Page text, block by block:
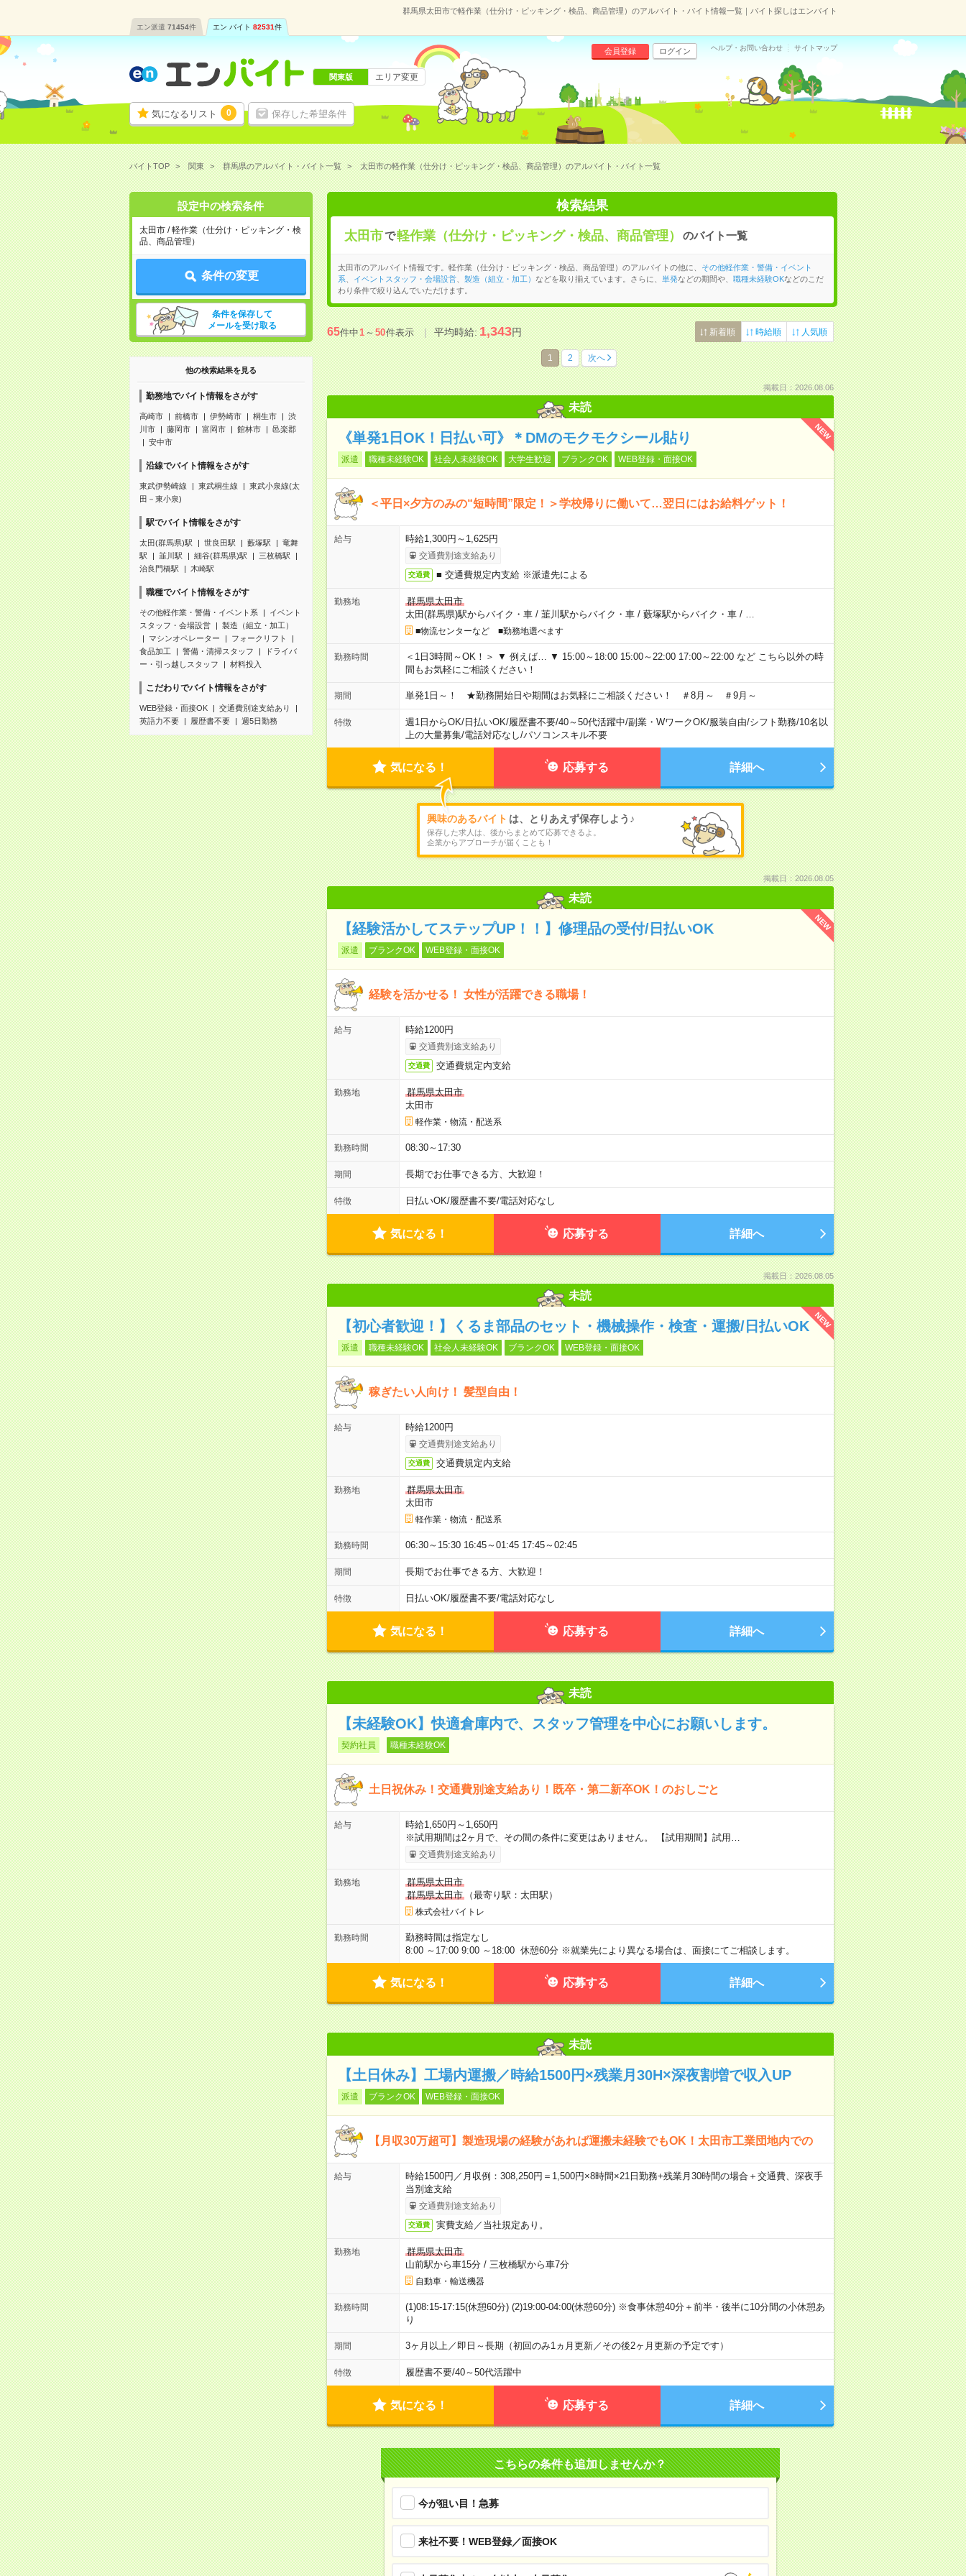
群馬県太田市で軽作業（仕分け・ピッキング・検品、商品管理）のアルバイト・バイト情報一覧｜バイト探しはエンバイト
エン派遣 71454件 エン バイト 82531件
気になるリスト 0 保存した希望条件
会員登録 ログイン ヘルプ・お問い合わせ サイトマップ
関東版 エリア変更
バイトTOP 関東 群馬県のアルバイト・バイト一覧 太田市の軽作業（仕分け・ピッキング・検品、商品管理）のアルバイト・バイト一覧
設定中の検索条件
太田市 / 軽作業（仕分け・ピッキング・検
品、商品管理）
条件の変更
条件を保存して
メールを受け取る
他の検索結果を見る
勤務地でバイト情報をさがす
高崎市 前橋市 伊勢崎市 桐生市
渋
川市
藤岡市 富岡市 館林市
邑楽郡
安中市
沿線でバイト情報をさがす
東武伊勢崎線 東武桐生線
東武小泉線(太
田－東小泉)
駅でバイト情報をさがす
太田(群馬県)駅 世良田駅 藪塚駅
竜舞
駅
韮川駅 細谷(群馬県)駅
三枚橋駅
治良門橋駅
木崎駅
職種でバイト情報をさがす
その他軽作業・警備・イベント系
イベント
スタッフ・会場設営
製造（組立・加工）
マシンオペレーター
フォークリフト
食品加工
警備・清掃スタッフ
ドライバ
ー・引っ越しスタッフ
材料投入
こだわりでバイト情報をさがす
WEB登録・面接OK
交通費別途支給あり
英語力不要
履歴書不要 週5日勤務
検索結果
太田市で軽作業（仕分け・ピッキング・検品、商品管理） のバイト一覧
太田市のアルバイト情報です。軽作業（仕分け・ピッキング・検品、商品管理）のアルバイトの他に、
その他軽作業・警備・イベント
系
イベントスタッフ・会場設営、 製造（組立・加工） などを取り揃えています。さらに、 単発などの期間や、 職種未経験OKなどのこだ
わり条件で絞り込んでいただけます。
65件中1～50件表示 平均時給:1,343円 新着順 時給順 人気順
1 2 次へ
掲載日：2026.08.06
未読
NEW
《単発1日OK！日払い可》＊DMのモクモクシール貼り
派遣 職種未経験OK 社会人未経験OK 大学生歓迎 ブランクOK WEB登録・面接OK
＜平日×夕方のみの“短時間”限定！＞学校帰りに働いて…翌日にはお給料ゲット！
給与 時給1,300円～1,625円
交通費別途支給あり
交通費 ■ 交通費規定内支給 ※派遣先による
勤務地
群馬県太田市
太田(群馬県)駅からバイク・車/ 韮川駅からバイク・車/ 藪塚駅からバイク・車/
■物流センターなど ■勤務地選べます
勤務時間
＜1日3時間～OK！＞ ▼ 例えば… ▼ 15:00～18:00 15:00～22:00 17:00～22:00 など こちら以外の時
間もお気軽にご相談ください！
期間 単発1日～！ ★勤務開始日や期間はお気軽にご相談ください！ ＃8月～ ＃9月～
特徴 週1日からOK/日払いOK/履歴書不要/40～50代活躍中/副業・WワークOK/服装自由/シフト勤務/10名以
上の大量募集/電話対応なし/パソコンスキル不要
気になる！ 応募する 詳細へ
興味のあるバイト は、とりあえず保存しよう♪
保存した求人は、後からまとめて応募できるよ。
企業からアプローチが届くことも！
掲載日：2026.08.05
未読
NEW
【経験活かしてステップUP！！】修理品の受付/日払いOK
派遣 ブランクOK WEB登録・面接OK
経験を活かせる！ 女性が活躍できる職場！
給与 時給1200円
交通費別途支給あり
交通費 交通費規定内支給
勤務地
群馬県太田市
太田市
軽作業・物流・配送系
勤務時間 08:30～17:30
期間 長期でお仕事できる方、大歓迎！
特徴 日払いOK/履歴書不要/電話対応なし
気になる！ 応募する 詳細へ
掲載日：2026.08.05
未読
NEW
【初心者歓迎！】くるま部品のセット・機械操作・検査・運搬/日払いOK
派遣 職種未経験OK 社会人未経験OK ブランクOK WEB登録・面接OK
稼ぎたい人向け！ 髪型自由！
給与 時給1200円
交通費別途支給あり
交通費 交通費規定内支給
勤務地
群馬県太田市
太田市
軽作業・物流・配送系
勤務時間 06:30～15:30 16:45～01:45 17:45～02:45
期間 長期でお仕事できる方、大歓迎！
特徴 日払いOK/履歴書不要/電話対応なし
気になる！ 応募する 詳細へ
未読
【未経験OK】快適倉庫内で、スタッフ管理を中心にお願いします。
契約社員 職種未経験OK
土日祝休み！交通費別途支給あり！既卒・第二新卒OK！のおしごと
給与
時給1,650円～1,650円
※試用期間は2ヶ月で、その間の条件に変更はありません。 【試用期間】試用…
交通費別途支給あり
勤務地
群馬県太田市
群馬県太田市（最寄り駅：太田駅）
株式会社バイトレ
勤務時間
勤務時間は指定なし
8:00 ～17:00 9:00 ～18:00 休憩60分 ※就業先により異なる場合は、面接にてご相談します。
気になる！ 応募する 詳細へ
未読
【土日休み】工場内運搬／時給1500円×残業月30H×深夜割増で収入UP
派遣 ブランクOK WEB登録・面接OK
【月収30万超可】製造現場の経験があれば運搬未経験でもOK！太田市工業団地内での
給与
時給1500円／月収例：308,250円＝1,500円×8時間×21日勤務+残業月30時間の場合＋交通費、深夜手
当別途支給
交通費別途支給あり
交通費 実費支給／当社規定あり。
勤務地
群馬県太田市
山前駅から車15分/ 三枚橋駅から車7分
自動車・輸送機器
勤務時間
(1)08:15-17:15(休憩60分) (2)19:00-04:00(休憩60分) ※食事休憩40分＋前半・後半に10分間の小休憩あ
り
期間 3ヶ月以上／即日～長期（初回のみ1ヵ月更新／その後2ヶ月更新の予定です）
特徴 履歴書不要/40～50代活躍中
気になる！ 応募する 詳細へ
こちらの条件も追加しませんか？
今が狙い目！急募
来社不要！WEB登録／面接OK